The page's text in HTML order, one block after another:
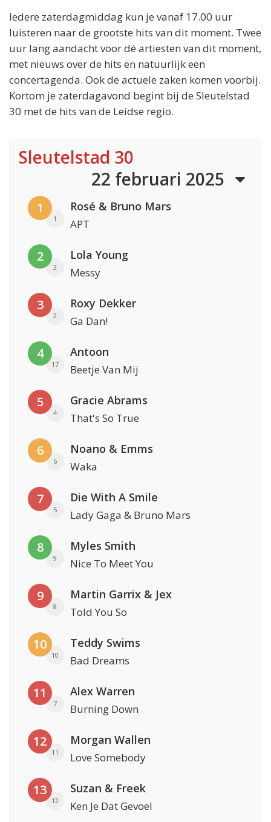
Iedere zaterdagmiddag kun je vanaf 17.00 uur
luisteren naar de grootste hits van dit moment. Twee
uur lang aandacht voor dé artiesten van dit moment,
met nieuws over de hits en natuurlijk een
concertagenda. Ook de actuele zaken komen voorbij.
Kortom je zaterdagavond begint bij de Sleutelstad
30 met de hits van de Leidse regio.
Sleutelstad 30
22 februari 2025
1
1
Rosé & Bruno Mars
APT
2
3
Lola Young
Messy
3
2
Roxy Dekker
Ga Dan!
4
17
Antoon
Beetje Van Mij
5
4
Gracie Abrams
That's So True
6
6
Noano & Emms
Waka
7
5
Die With A Smile
Lady Gaga & Bruno Mars
8
9
Myles Smith
Nice To Meet You
9
8
Martin Garrix & Jex
Told You So
10
10
Teddy Swims
Bad Dreams
11
7
Alex Warren
Burning Down
12
11
Morgan Wallen
Love Somebody
13
12
Suzan & Freek
Ken Je Dat Gevoel